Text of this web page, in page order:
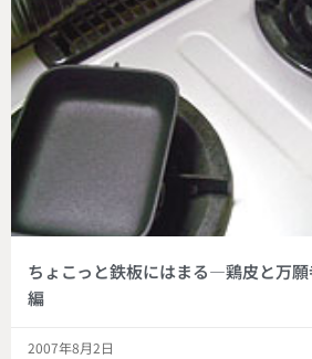
ちょこっと鉄板にはまる―鶏皮と万
編
2007年8月2日